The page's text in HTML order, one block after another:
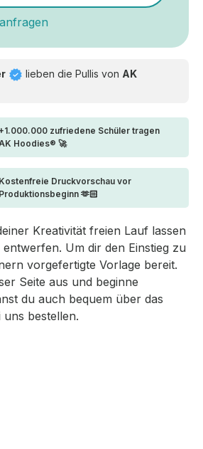
lieben die Pullis von AK
zufriedene Schüler tragen
Hoodies® 🚀
Kostenfreie Druckvorschau vor
Produktionsbeginn 🫶🏻
Kreativität freien Lauf lassen
Um dir den Einstieg zu
vorgefertigte Vorlage bereit.
Seite aus und beginne
du auch bequem über das
bestellen.